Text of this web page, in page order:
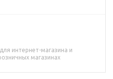
интернет-магазина и
магазинах